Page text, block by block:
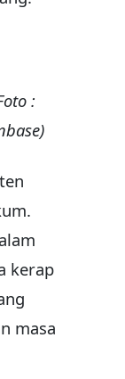
:
kerap
masa